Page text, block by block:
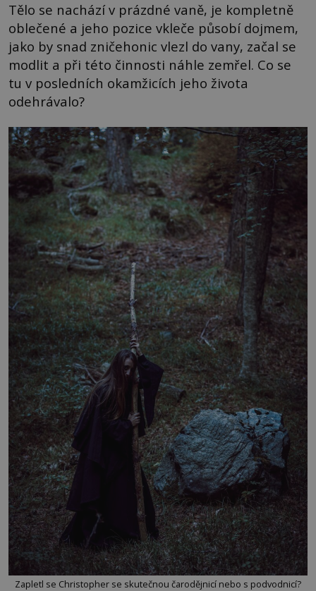
Tělo se nachází v prázdné vaně, je kompletně
oblečené a jeho pozice vkleče působí dojmem,
jako by snad zničehonic vlezl do vany, začal se
modlit a při této činnosti náhle zemřel. Co se
tu v posledních okamžicích jeho života
odehrávalo?
Zapletl se Christopher se skutečnou čarodějnicí nebo s podvodnicí?